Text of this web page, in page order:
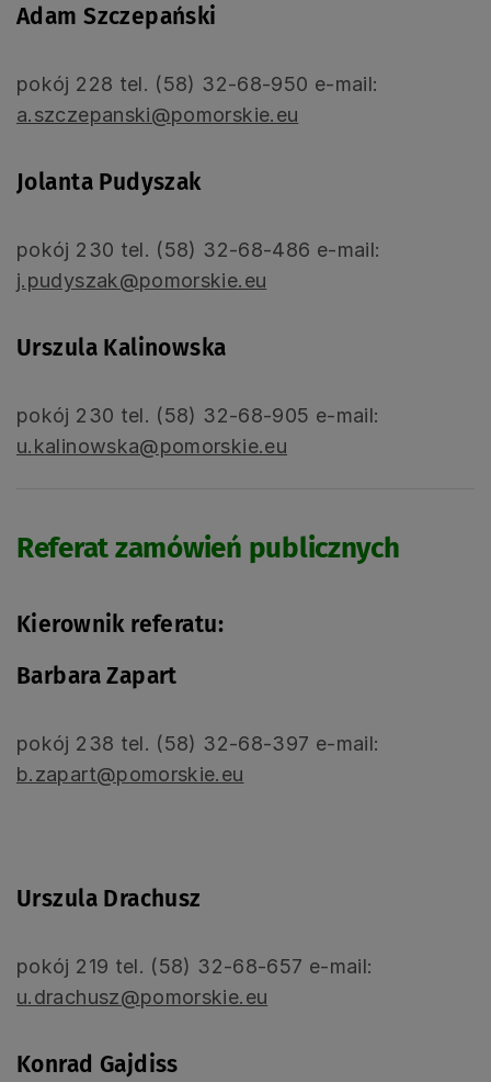
Adam Szczepański
pokój 228 tel. (58) 32-68-950 e-mail:
a.szczepanski@pomorskie.eu
Jolanta Pudyszak
pokój 230 tel. (58) 32-68-486 e-mail:
j.pudyszak@pomorskie.eu
Urszula Kalinowska
pokój 230 tel. (58) 32-68-905 e-mail:
u.kalinowska@pomorskie.eu
Referat zamówień publicznych
Kierownik referatu:
Barbara Zapart
pokój 238 tel. (58) 32-68-397 e-mail:
b.zapart@pomorskie.eu
Urszula Drachusz
pokój 219 tel. (58) 32-68-657 e-mail:
u.drachusz@pomorskie.eu
Konrad Gajdiss